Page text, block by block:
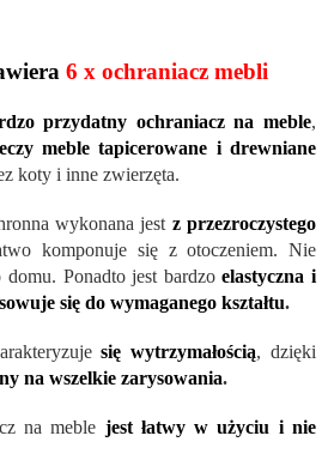
6 x ochraniacz mebli
przydatny ochraniacz na meble,
meble tapicerowane i drewniane
koty i inne zwierzęta.
wykonana jest z przezroczystego
komponuje się z otoczeniem. Nie
domu. Ponadto jest bardzoelastyczna i
się do wymaganego kształtu.
się wytrzymałością, dzięki
na wszelkie zarysowania.
na meble jest łatwy w użyciu i nie